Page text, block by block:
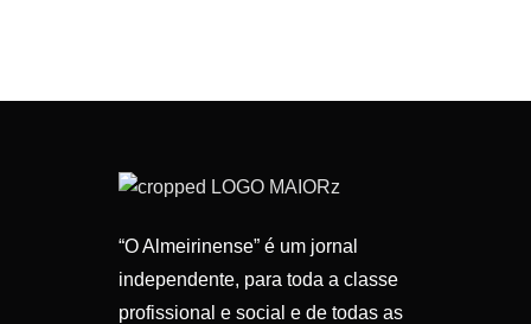
“O Almeirinense” é um jornal
independente, para toda a classe
profissional e social e de todas as